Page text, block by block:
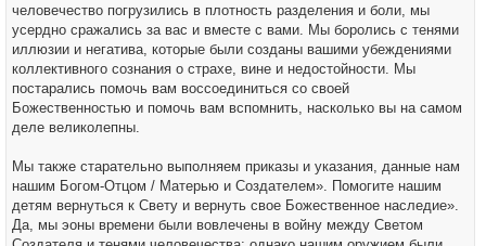
человечество погрузились в плотность разделения и боли, мы
усердно сражались за вас и вместе с вами. Мы боролись с тенями
иллюзии и негатива, которые были созданы вашими убеждениями
коллективного сознания о страхе, вине и недостойности. Мы
постарались помочь вам воссоединиться со своей
Божественностью и помочь вам вспомнить, насколько вы на самом
деле великолепны.
Мы также старательно выполняем приказы и указания, данные нам
нашим Богом-Отцом / Матерью и Создателем». Помогите нашим
детям вернуться к Свету и вернуть свое Божественное наследие».
Да, мы эоны времени были вовлечены в войну между Светом